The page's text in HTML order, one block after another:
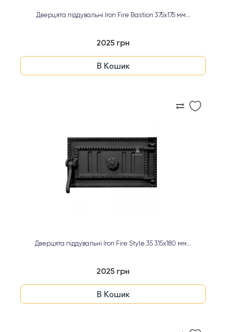
Дверцята піддувальні Iron Fire Bastion 375х175 мм...
2025 грн
В Кошик
Дверцята піддувальні Iron Fire Style 35 315х180 мм...
2025 грн
В Кошик